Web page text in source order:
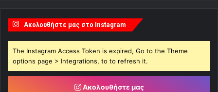
Ακολουθήστε μας στο Instagram
The Instagram Access Token is expired, Go to the Theme
options page > Integrations, to to refresh it.
Ακολουθήστε μας